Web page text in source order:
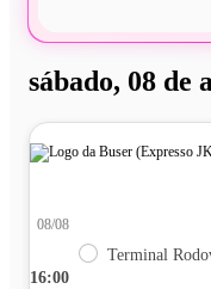
sábado, 08 de
16:00
08/08
Terminal